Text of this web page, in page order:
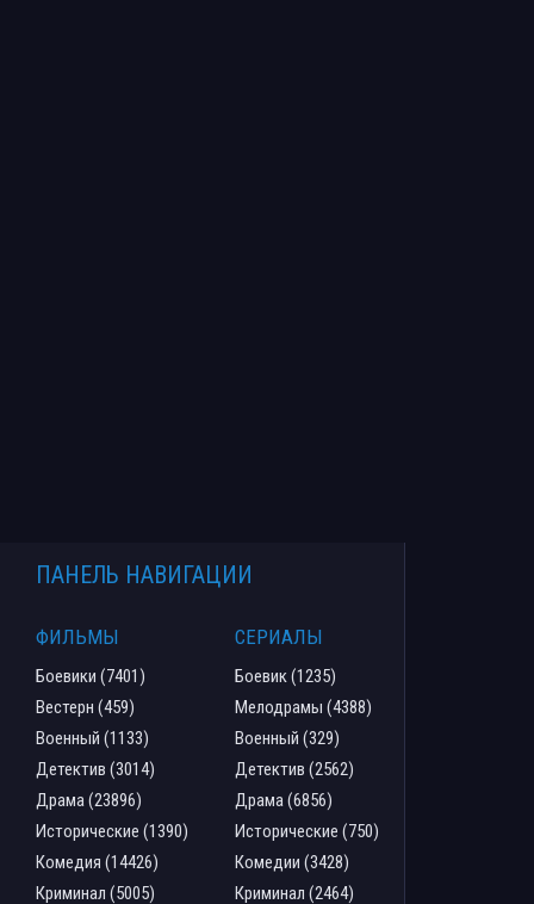
ПАНЕЛЬ НАВИГАЦИИ
ФИЛЬМЫ
Боевики (7401)
Вестерн (459)
Военный (1133)
Детектив (3014)
Драма (23896)
Исторические (1390)
Комедия (14426)
Криминал (5005)
СЕРИАЛЫ
Боевик (1235)
Мелодрамы (4388)
Военный (329)
Детектив (2562)
Драма (6856)
Исторические (750)
Комедии (3428)
Криминал (2464)